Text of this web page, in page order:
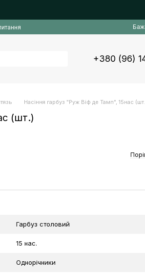
+380 (96)
Насіння гарбуз "Руж Віф де Тамп", 15нас
(шт.)
Гарбуз столовий
15 нас.
Однорічники